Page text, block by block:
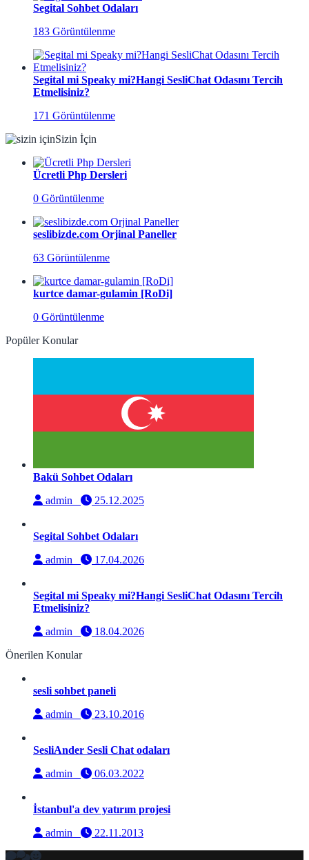
Segital Sohbet Odaları
183 Görüntülenme
Segital mi Speaky mi?Hangi SesliChat Odasını Tercih
Etmelisiniz?
171 Görüntülenme
Sizin İçin
Ücretli Php Dersleri
0 Görüntülenme
seslibizde.com Orjinal Paneller
63 Görüntülenme
kurtce damar-gulamin [RoDi]
0 Görüntülenme
Popüler Konular
Bakü Sohbet Odaları
admin
25.12.2025
Segital Sohbet Odaları
admin
17.04.2026
Segital mi Speaky mi?Hangi SesliChat Odasını Tercih
Etmelisiniz?
admin
18.04.2026
Önerilen Konular
sesli sohbet paneli
admin
23.10.2016
SesliAnder Sesli Chat odaları
admin
06.03.2022
İstanbul'a dev yatırım projesi
admin
22.11.2013